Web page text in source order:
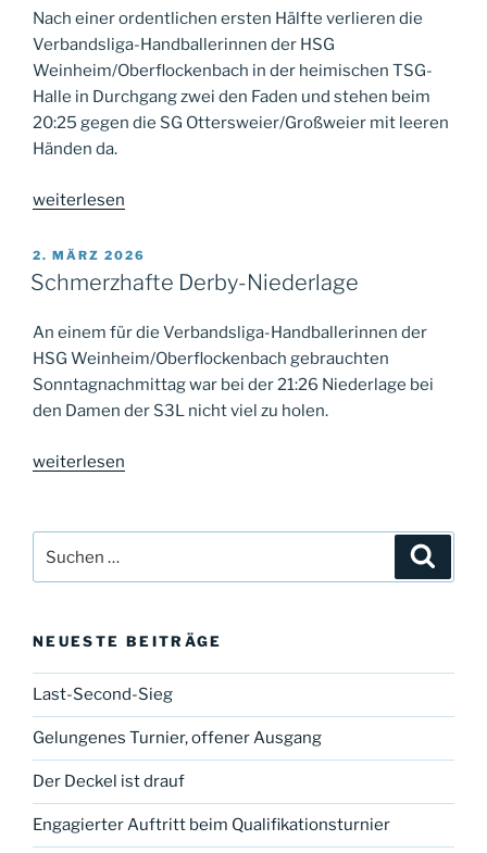
Nach einer ordentlichen ersten Hälfte verlieren die
Verbandsliga-Handballerinnen der HSG
Weinheim/Oberflockenbach in der heimischen TSG-
Halle in Durchgang zwei den Faden und stehen beim
20:25 gegen die SG Ottersweier/Großweier mit leeren
Händen da.
„Und
keine
Punkte“
weiterlesen
VERÖFFENTLICHT
AM
2. MÄRZ 2026
Schmerzhafte Derby-Niederlage
An einem für die Verbandsliga-Handballerinnen der
HSG Weinheim/Oberflockenbach gebrauchten
Sonntagnachmittag war bei der 21:26 Niederlage bei
den Damen der S3L nicht viel zu holen.
„Schmerzhafte
weiterlesen
nach:
NEUESTE BEITRÄGE
Last-Second-Sieg
Gelungenes Turnier, offener Ausgang
Der Deckel ist drauf
Engagierter Auftritt beim Qualifikationsturnier